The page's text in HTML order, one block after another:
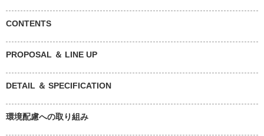
CONTENTS
PROPOSAL ＆ LINE UP
DETAIL ＆ SPECIFICATION
環境配慮への取り組み